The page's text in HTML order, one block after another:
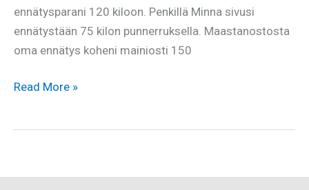
ennätysparani 120 kiloon. Penkillä Minna sivusi
ennätystään 75 kilon punnerruksella. Maastanostosta
oma ennätys koheni mainiosti 150
Minna
Read More »